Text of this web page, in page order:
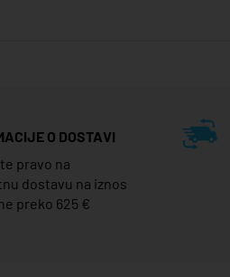
O DOSTAVI
pravo na
dostavu na iznos
preko 625 €